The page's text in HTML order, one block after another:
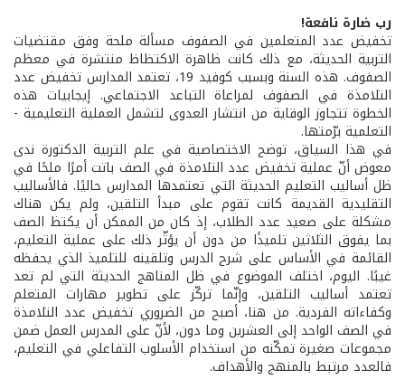
رب ضارة نافعة!
تخفيض عدد المتعلمين في الصفوف مسألة ملحة وفق مقتضيات
التربية الحديثة، مع ذلك كانت ظاهرة الاكتظاظ منتشرة في معظم
الصفوف. هذه السنة وبسبب كوفيد 19، تعتمد المدارس تخفيض عدد
التلامذة في الصفوف لمراعاة التباعد الاجتماعي. إيجابيات هذه
الخطوة تتجاوز الوقاية من انتشار العدوى لتشمل العملية التعليمية -
التعلمية برّمتها.
في هذا السياق، توضح الاختصاصية في علم التربية الدكتورة ندى
معوض أنّ عملية تخفيض عدد التلامذة في الصف باتت أمرًا ملحًا في
ظل أساليب التعليم الحديثة التي تعتمدها المدارس حاليًا. فالأساليب
التقليدية القديمة كانت تقوم على مبدأ التلقين، ولم يكن هناك
مشكلة على صعيد عدد الطلاب، إذ كان من الممكن أن يكتظ الصف
بما يفوق الثلاثين تلميذًا من دون أن يؤثّر ذلك على عملية التعليم،
القائمة في الأساس على شرح الدرس وتلقينه للتلميذ الذي يحفظه
غيبًا. اليوم، اختلف الموضوع في ظل المناهج الحديثة التي لم تعد
تعتمد أساليب التلقين، وإنّما تركّز على تطوير مهارات المتعلم
وكفاءاته الفردية. من هنا، أصبح من الضروري تخفيض عدد التلامذة
في الصف الواحد إلى العشرين وما دون، لأنّ على المدرس العمل ضمن
مجموعات صغيرة تمكّنه من استخدام الأسلوب التفاعلي في التعليم،
فالعدد مرتبط بالمنهج والأهداف.